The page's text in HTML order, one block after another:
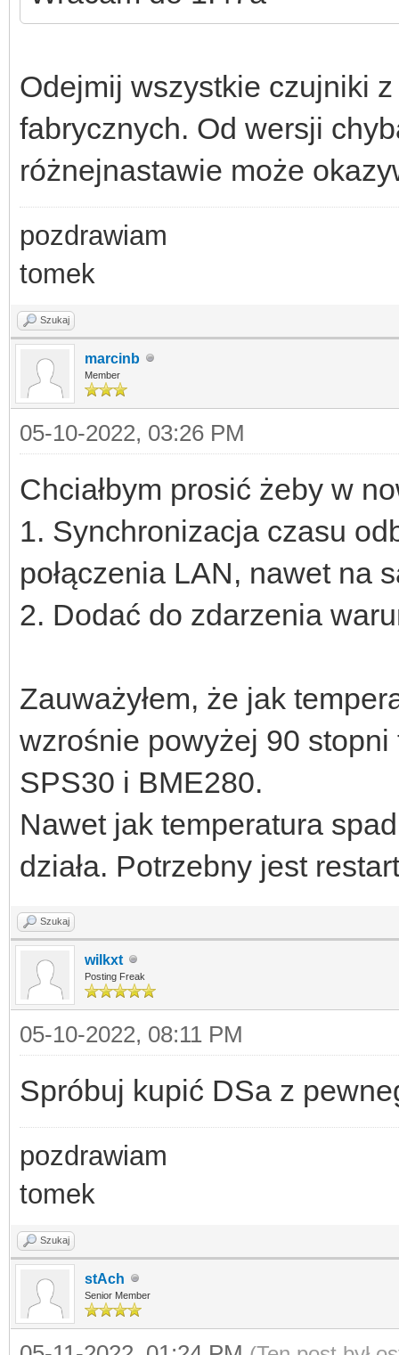
Odejmij wszystkie czujniki
fabrycznych. Od wersji
różnejnastawie może
pozdrawiam
tomek
Szukaj
marcinb
Member
05-10-2022, 03:26 PM
Chciałbym prosić żeby w
1. Synchronizacja czasu
połączenia LAN, nawet na
2. Dodać do zdarzenia
Zauważyłem, że jak
wzrośnie powyżej 90 stopni
SPS30 i BME280.
Nawet jak temperatura
działa. Potrzebny jest
Szukaj
wilkxt
Posting Freak
05-10-2022, 08:11 PM
Spróbuj kupić DSa z
pozdrawiam
tomek
Szukaj
stAch
Senior Member